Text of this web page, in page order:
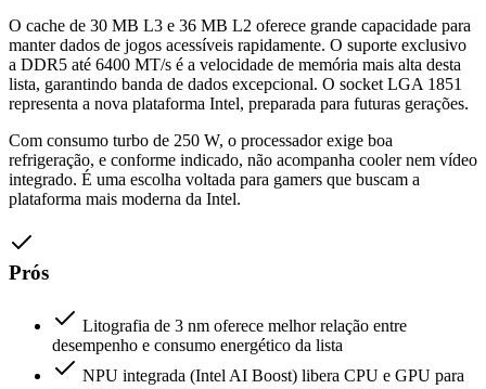
O cache de 30 MB L3 e 36 MB L2 oferece grande capacidade para
manter dados de jogos acessíveis rapidamente. O suporte exclusivo
a DDR5 até 6400 MT/s é a velocidade de memória mais alta desta
lista, garantindo banda de dados excepcional. O socket LGA 1851
representa a nova plataforma Intel, preparada para futuras gerações.
Com consumo turbo de 250 W, o processador exige boa
refrigeração, e conforme indicado, não acompanha cooler nem vídeo
integrado. É uma escolha voltada para gamers que buscam a
plataforma mais moderna da Intel.
Prós
Litografia de 3 nm oferece melhor relação entre
desempenho e consumo energético da lista
NPU integrada (Intel AI Boost) libera CPU e GPU para